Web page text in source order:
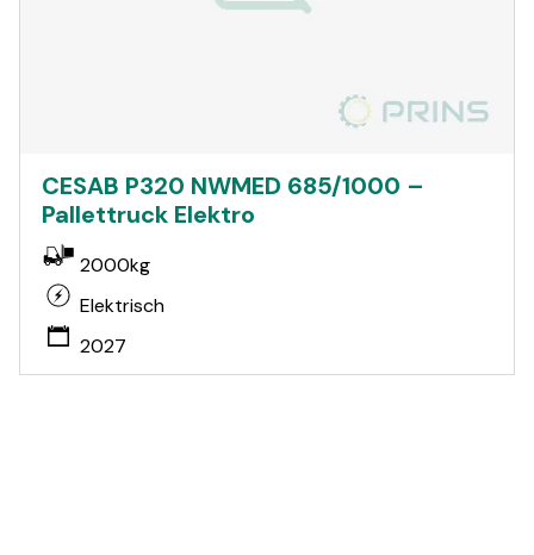
CESAB P320 NWMED 685/1000 –
Pallettruck Elektro
2000kg
Elektrisch
2027